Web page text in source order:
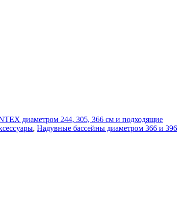
диаметром 244, 305, 366 см и подходящие
, Надувные бассейны диаметром 366 и 396